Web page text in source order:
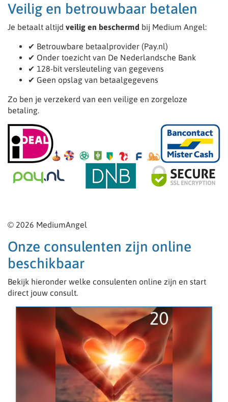
Veilig en betrouwbaar betalen
Je betaalt altijd veilig en beschermd bij Medium Angel:
✔ Betrouwbare betaalprovider (Pay.nl)
✔ Onder toezicht van De Nederlandsche Bank
✔ 128-bit versleuteling van gegevens
✔ Geen opslag van betaalgegevens
Zo ben je verzekerd van een veilige en zorgeloze
betaling.
© 2026 MediumAngel
Onze consulenten zijn online
beschikbaar
Bekijk hieronder welke consulenten online zijn en start
direct jouw consult.